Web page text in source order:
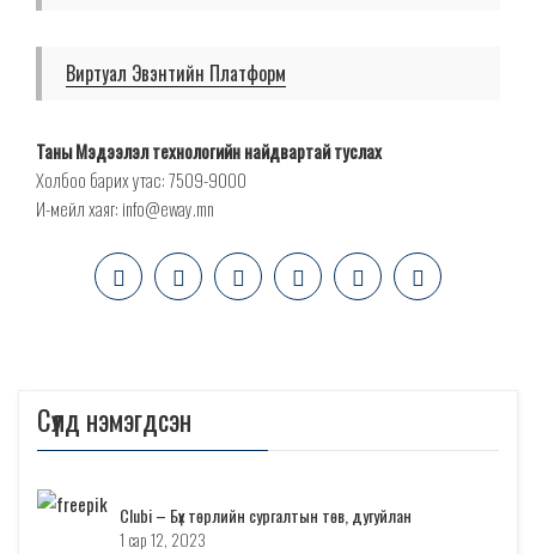
Виртуал Эвэнтийн Платформ
Таны Мэдээлэл технологийн найдвартай туслах
Холбоо барих утас: 7509-9000
И-мейл хаяг: info@eway.mn
Сүүлд нэмэгдсэн
Clubi – Бүх төрлийн сургалтын төв, дугуйлан
1 сар 12, 2023